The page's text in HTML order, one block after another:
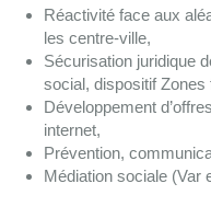
Réactivité face aux
les centre-ville,
Sécurisation juridique
social, dispositif Zones
Développement
internet,
Prévention,
Médiation sociale (Var